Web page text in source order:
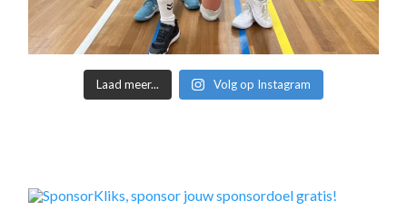
Laad meer... Volg op Instagram